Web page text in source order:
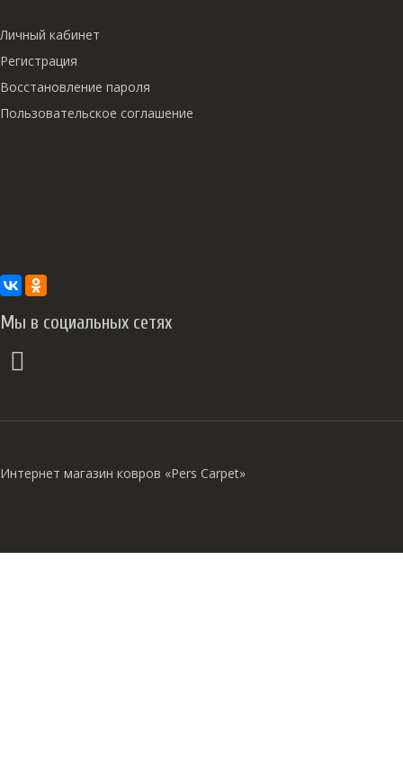
Личный кабинет
Регистрация
Восстановление пароля
Пользовательское соглашение
Мы в социальных сетях
Интернет магазин ковров «Pers Carpet»